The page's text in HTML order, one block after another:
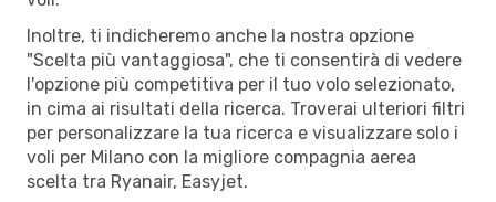
Inoltre, ti indicheremo anche la nostra opzione
"Scelta più vantaggiosa", che ti consentirà di vedere
l'opzione più competitiva per il tuo volo selezionato,
in cima ai risultati della ricerca. Troverai ulteriori filtri
per personalizzare la tua ricerca e visualizzare solo i
voli per Milano con la migliore compagnia aerea
scelta tra Ryanair, Easyjet.